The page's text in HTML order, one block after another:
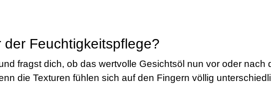
Feuchtigkeitspflege?
fragst dich, ob das wertvolle Gesichtsöl nun vor oder
die Texturen fühlen sich auf den Fingern völlig